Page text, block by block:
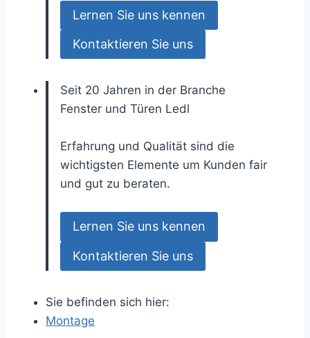
Lernen Sie uns kennen
Kontaktieren Sie uns
Seit 20 Jahren in der Branche
Fenster und Türen Ledl
Erfahrung und Qualität sind die
wichtigsten Elemente um Kunden fair
und gut zu beraten.
Lernen Sie uns kennen
Kontaktieren Sie uns
Sie befinden sich hier:
Montage